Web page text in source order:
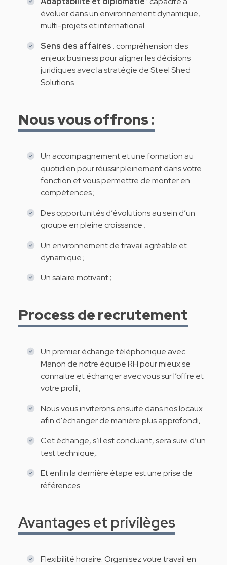
évoluer dans un environnement dynamique,
multi-projets et international.
Sens des affaires : compréhension des
enjeux business pour aligner les décisions
juridiques avec la stratégie de Steel Shed
Solutions.
Nous vous offrons :
Un accompagnement et une formation au
quotidien pour réussir pleinement dans votre
fonction et vous permettre de monter en
compétences ;
Des opportunités d’évolutions au sein d’un
groupe en pleine croissance ;
Un environnement de travail agréable et
dynamique ;
Un salaire motivant ;
Process de recrutement
Un premier échange téléphonique avec
Manon de notre équipe RH pour mieux se
connaitre et échanger avec vous sur l’offre et
votre profil,
Nous vous inviterons ensuite dans nos locaux
afin d'échanger de manière plus approfondi,
Cet échange, s’il est concluant, sera suivi d’un
test technique,.
Et enfin la dernière étape est une prise de
références .
Avantages et privilèges
Flexibilité horaire: Organisez votre travail en